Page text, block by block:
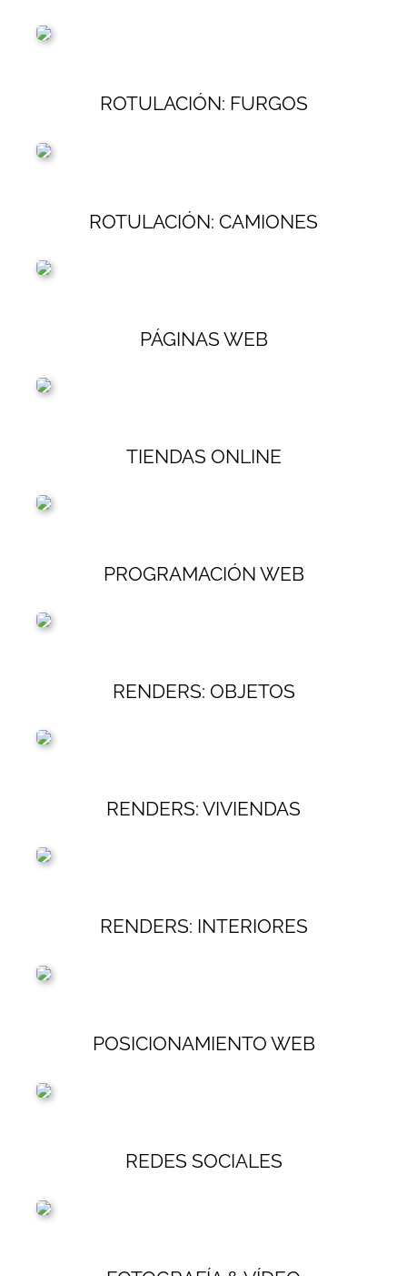
ROTULACIÓN: FURGOS
ROTULACIÓN: CAMIONES
PÁGINAS WEB
TIENDAS ONLINE
PROGRAMACIÓN WEB
RENDERS: OBJETOS
RENDERS: VIVIENDAS
RENDERS: INTERIORES
POSICIONAMIENTO WEB
REDES SOCIALES